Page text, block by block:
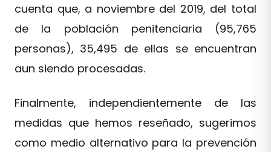
cuenta que, a noviembre del 2019, del total
de la población penitenciaria (95,765
personas), 35,495 de ellas se encuentran
aun siendo procesadas.
Finalmente, independientemente de las
medidas que hemos reseñado, sugerimos
como medio alternativo para la prevención